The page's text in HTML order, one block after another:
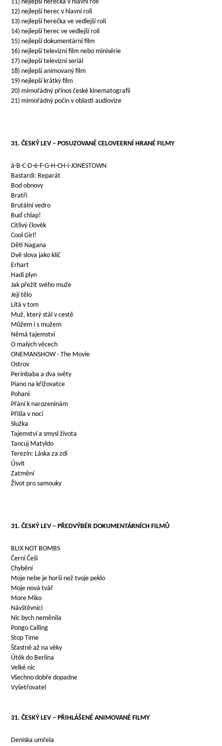
11) nejlepší herečka v hlavní roli
12) nejlepší herec v hlavní roli
13) nejlepší herečka ve vedlejší roli
14) nejlepší herec ve vedlejší roli
15) nejlepší dokumentární film
16) nejlepší televizní film nebo minisérie
17) nejlepší televizní seriál
18) nejlepší animovaný film
19) nejlepší krátký film
20) mimořádný přínos české kinematografii
21) mimořádný počin v oblasti audiovize
31. ČESKÝ LEV – POSUZOVANÉ CELOVEERNÍ HRANÉ FILMY
á-B-C-D-é-F-G-H-CH-í-JONESTOWN
Bastardi: Reparát
Bod obnovy
Bratři
Brutální vedro
Buď chlap!
Citlivý člověk
Cool Girl!
Děti Nagana
Dvě slova jako klíč
Erhart
Hadí plyn
Jak přežít svého muže
Její tělo
Lítá v tom
Muž, který stál v cestě
Můžem i s mužem
Němá tajemství
O malých věcech
ONEMANSHOW - The Movie
Ostrov
Perinbaba a dva světy
Piano na křižovatce
Pohani
Přání k narozeninám
Přišla v noci
Služka
Tajemství a smysl života
Tancuj Matyldo
Terezín: Láska za zdí
Úsvit
Zatmění
Život pro samouky
31. ČESKÝ LEV – PŘEDVÝBĚR DOKUMENTÁRNÍCH FILMŮ
BLIX NOT BOMBS
Černí Češi
Chybění
Moje nebe je horší než tvoje peklo
Moje nová tvář
More Miko
Návštěvníci
Nic bych neměnila
Pongo Calling
Stop Time
Šťastně až na věky
Útěk do Berlína
Velké nic
Všechno dobře dopadne
Vyšetřovatel
31. ČESKÝ LEV – PŘIHLÁŠENÉ ANIMOVANÉ FILMY
Deniska umřela